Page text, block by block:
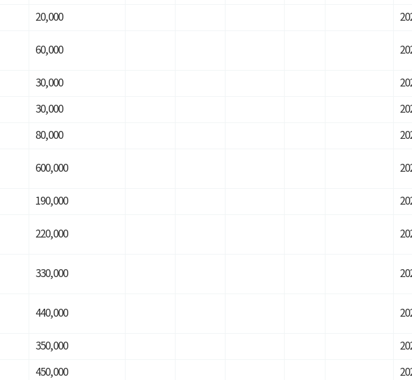
20,000
60,000
30,000
30,000
80,000
600,000
190,000
220,000
330,000
440,000
350,000
450,000